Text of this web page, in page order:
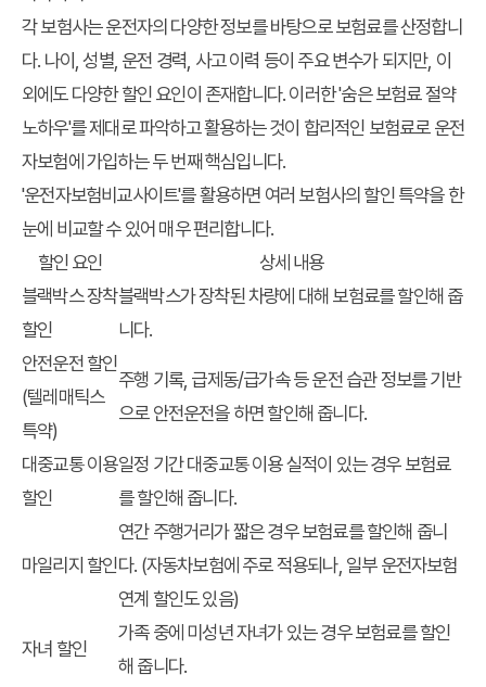
각 보험사는 운전자의 다양한 정보를 바탕으로 보험료를 산정합니
다. 나이, 성별, 운전 경력, 사고 이력 등이 주요 변수가 되지만, 이
외에도 다양한 할인 요인이 존재합니다. 이러한 '숨은 보험료 절약
노하우'를 제대로 파악하고 활용하는 것이 합리적인 보험료로 운전
자보험에 가입하는 두 번째 핵심입니다.
'운전자보험비교사이트'를 활용하면 여러 보험사의 할인 특약을 한
눈에 비교할 수 있어 매우 편리합니다.
할인 요인
상세 내용
블랙박스 장착
할인
블랙박스가 장착된 차량에 대해 보험료를 할인해 줍
니다.
안전운전 할인
(텔레매틱스
특약)
주행 기록, 급제동/급가속 등 운전 습관 정보를 기반
으로 안전운전을 하면 할인해 줍니다.
대중교통 이용
할인
일정 기간 대중교통 이용 실적이 있는 경우 보험료
를 할인해 줍니다.
마일리지 할인
연간 주행거리가 짧은 경우 보험료를 할인해 줍니
다. (자동차보험에 주로 적용되나, 일부 운전자보험
연계 할인도 있음)
자녀 할인
가족 중에 미성년 자녀가 있는 경우 보험료를 할인
해 줍니다.